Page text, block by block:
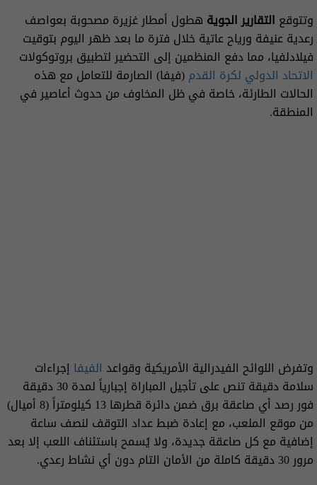
وتتوقع التقارير الجوية هطول أمطار غزيرة مصحوبة بعواصف
رعدية عنيفة ورياح عاتية خلال فترة ما بعد ظهر اليوم بتوقيت
فيلادلفيا، مما دفع المنظمين إلى التحضير لتطبيق بروتوكولات
الاتحاد الدولي لكرة القدم(فيفا) الصارمة للتعامل مع هذه
الحالات الطارئة، خاصة في ظل المخاوف من حدوث أعاصير في
المنطقة.
وتفرض اللوائح الفيدرالية الأمريكية وقواعد الفيفا إجراءات
سلامة دقيقة تنص على تأجيل المباراة إجبارياً لمدة 30 دقيقة
فور رصد أي صاعقة برق ضمن دائرة قطرها 13 كيلومتراً (8 أميال)
من موقع الملعب، مع إعادة ضبط عداد التوقف لنصف ساعة
إضافية مع كل صاعقة جديدة، ولا يُسمح باستئناف اللعب إلا بعد
مرور 30 دقيقة كاملة من الأمان التام دون أي نشاط رعدي.